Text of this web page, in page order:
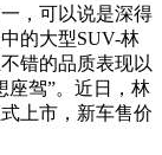
，可以说是深得
的大型SUV-林
错的品质表现以
座驾”。近日，林
上市，新车售价